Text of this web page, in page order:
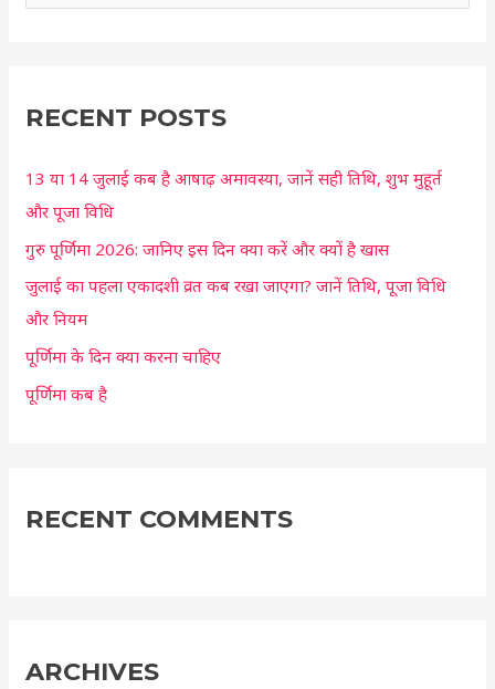
e
c
f
o
r
:
RECENT POSTS
13 या 14 जुलाई कब है आषाढ़ अमावस्या, जानें सही तिथि, शुभ मुहूर्त
और पूजा विधि
गुरु पूर्णिमा 2026: जानिए इस दिन क्या करें और क्यों है खास
जुलाई का पहला एकादशी व्रत कब रखा जाएगा? जानें तिथि, पूजा विधि
और नियम
पूर्णिमा के दिन क्या करना चाहिए
पूर्णिमा कब है
RECENT COMMENTS
ARCHIVES